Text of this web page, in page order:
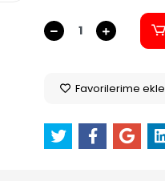
Favorilerime ekle